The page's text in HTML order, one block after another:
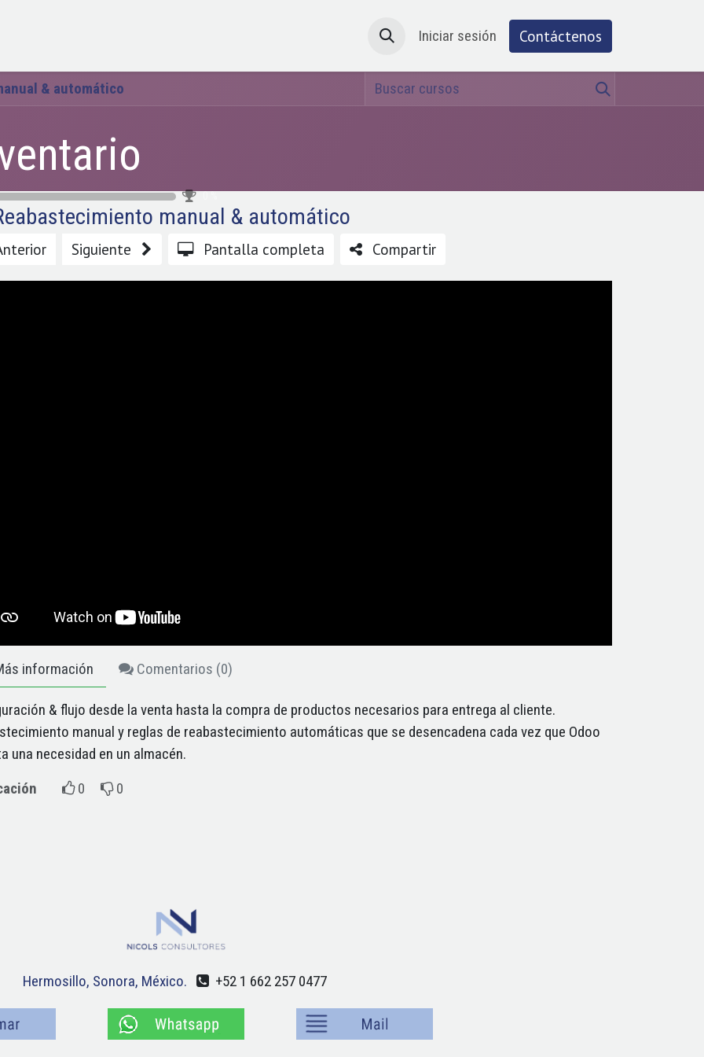
Atención al cliente Cita
Iniciar sesión Contáctenos
& automático
manual & automático
Siguiente Pantalla completa Compartir
información Comentarios (0)
& flujo desde la venta hasta la compra de productos necesarios para entrega al cliente.
manual y reglas de reabastecimiento automáticas que se desencadena cada vez que Odoo
una necesidad en un almacén.
0 0
Hermosillo, Sonora, México. +52 1 662 257 0477